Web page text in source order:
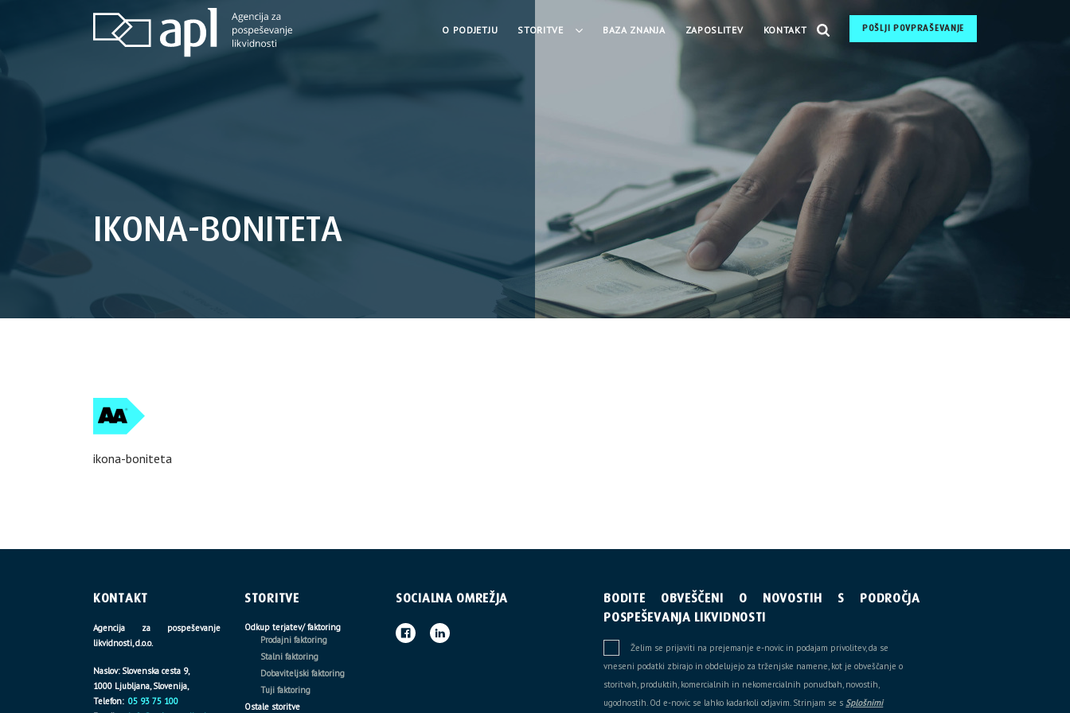
O PODJETJU STORITVE BAZA ZNANJA ZAPOSLITEV KONTAKT POŠLJI POVPRAŠEVANJE
IKONA-BONITETA
ikona-boniteta
KONTAKT
Agencija za pospeševanje
likvidnosti, d.o.o.
Naslov: Slovenska cesta 9,
1000 Ljubljana, Slovenija,
Telefon: 05 93 75 100
STORITVE
Odkup terjatev/ faktoring
Prodajni faktoring
Stalni faktoring
Dobaviteljski faktoring
Tuji faktoring
Ostale storitve
SOCIALNA OMREŽJA
BODITE OBVEŠČENI O NOVOSTIH S PODROČJA
POSPEŠEVANJA LIKVIDNOSTI
Želim se prijaviti na prejemanje e-novic in podajam privolitev, da se
vneseni podatki zbirajo in obdelujejo za trženjske namene, kot je obveščanje o
storitvah, produktih, komercialnih in nekomercialnih ponudbah, novostih,
ugodnostih. Od e-novic se lahko kadarkoli odjavim. Strinjam se sSplošnimi